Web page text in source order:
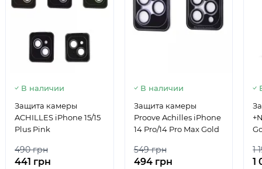
В наличии
Защита камеры
ACHILLES iPhone 15/15
Plus Pink
490 грн
441 грн
В наличии
Защита камеры
Proove Achilles iPhone
14 Pro/14 Pro Max Gold
549 грн
494 грн
1
1